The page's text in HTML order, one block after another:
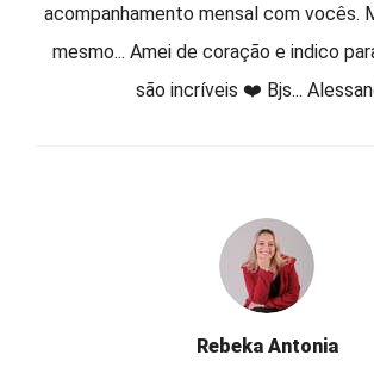
acompanhamento mensal com vocês.
mesmo... Amei de coração e indico
são incríveis ❤️ Bjs...
Rebeka Antonia